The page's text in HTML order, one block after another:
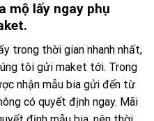
mộ lấy ngay phụ
trong thời gian nhanh nhất,
tôi gửi maket tới. Trong
nhận mẫu bia gửi đến từ
có quyết định ngay. Mãi